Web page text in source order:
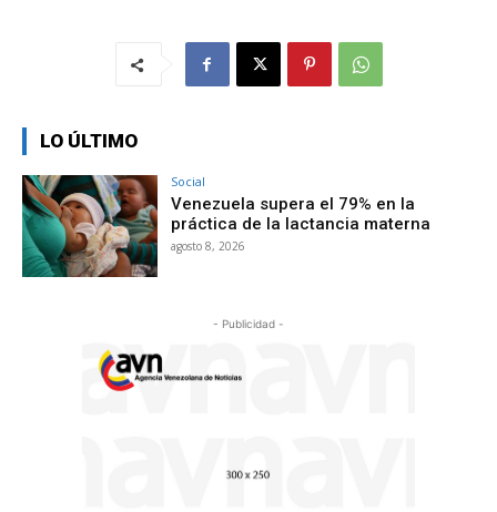
LO ÚLTIMO
Social
Venezuela supera el 79% en la
práctica de la lactancia materna
agosto 8, 2026
- Publicidad -